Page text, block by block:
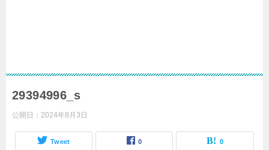
29394996_s
公開日： 2024年8月3日
Tweet 0 0